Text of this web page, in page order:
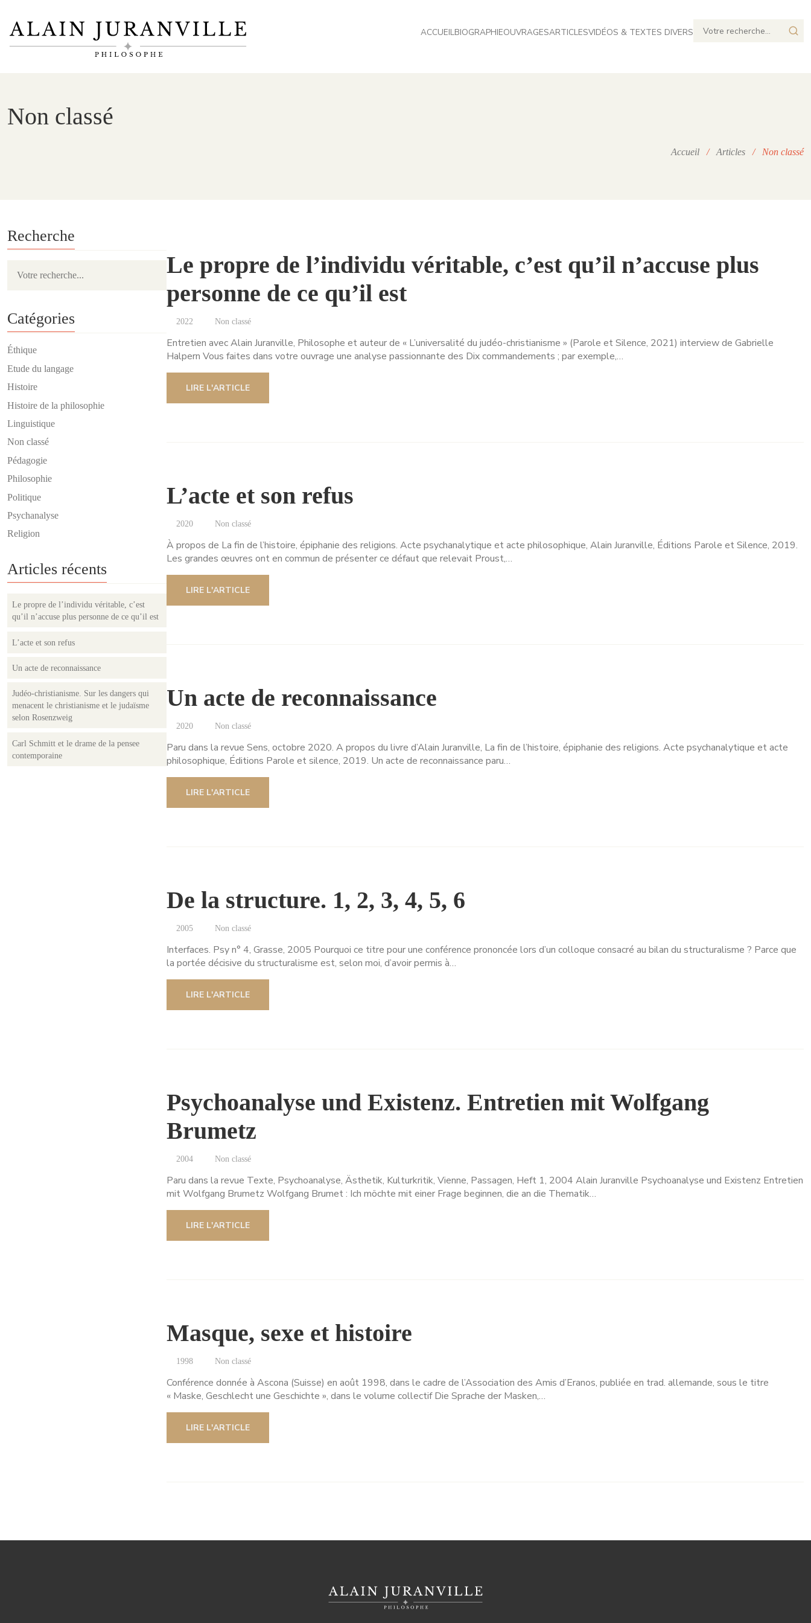
ACCUEILBIOGRAPHIEOUVRAGESARTICLESVIDÉOS & TEXTES DIVERS
Non classé
Accueil / Articles / Non classé
Le propre de l’individu véritable, c’est qu’il n’accuse plus
personne de ce qu’il est
2022 Non classé
Entretien avec Alain Juranville, Philosophe et auteur de « L’universalité du judéo-christianisme » (Parole et Silence, 2021) interview de Gabrielle
Halpern Vous faites dans votre ouvrage une analyse passionnante des Dix commandements ; par exemple,…
LIRE L'ARTICLE
L’acte et son refus
2020 Non classé
À propos de La fin de l’histoire, épiphanie des religions. Acte psychanalytique et acte philosophique, Alain Juranville, Éditions Parole et Silence, 2019.
Les grandes œuvres ont en commun de présenter ce défaut que relevait Proust,…
LIRE L'ARTICLE
Un acte de reconnaissance
2020 Non classé
Paru dans la revue Sens, octobre 2020. A propos du livre d’Alain Juranville, La fin de l’histoire, épiphanie des religions. Acte psychanalytique et acte
philosophique, Éditions Parole et silence, 2019. Un acte de reconnaissance paru…
LIRE L'ARTICLE
De la structure. 1, 2, 3, 4, 5, 6
2005 Non classé
Interfaces. Psy n° 4, Grasse, 2005 Pourquoi ce titre pour une conférence prononcée lors d’un colloque consacré au bilan du structuralisme ? Parce que
la portée décisive du structuralisme est, selon moi, d’avoir permis à…
LIRE L'ARTICLE
Psychoanalyse und Existenz. Entretien mit Wolfgang
Brumetz
2004 Non classé
Paru dans la revue Texte, Psychoanalyse, Ästhetik, Kulturkritik, Vienne, Passagen, Heft 1, 2004 Alain Juranville Psychoanalyse und Existenz Entretien
mit Wolfgang Brumetz Wolfgang Brumet : Ich möchte mit einer Frage beginnen, die an die Thematik…
LIRE L'ARTICLE
Masque, sexe et histoire
1998 Non classé
Conférence donnée à Ascona (Suisse) en août 1998, dans le cadre de l’Association des Amis d’Eranos, publiée en trad. allemande, sous le titre
« Maske, Geschlecht une Geschichte », dans le volume collectif Die Sprache der Masken,…
LIRE L'ARTICLE
Recherche
Catégories
Éthique
Etude du langage
Histoire
Histoire de la philosophie
Linguistique
Non classé
Pédagogie
Philosophie
Politique
Psychanalyse
Religion
Articles récents
Le propre de l’individu véritable, c’est
qu’il n’accuse plus personne de ce qu’il est
L’acte et son refus
Un acte de reconnaissance
Judéo-christianisme. Sur les dangers qui
menacent le christianisme et le judaïsme
selon Rosenzweig
Carl Schmitt et le drame de la pensee
contemporaine